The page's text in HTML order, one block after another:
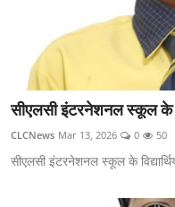
सीएलसी इंटरनेशनल स्कूल के
CLCNews Mar 13, 2026 0 50
सीएलसी इंटरनेशनल स्कूल के